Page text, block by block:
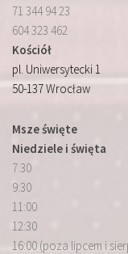
71 344 94 23
604 323 462
Kościół
pl. Uniwersytecki 1
50-137 Wrocław
Msze święte
Niedziele i święta
7:30
9:30
11:00
12:30
16:00 (poza lipcem i